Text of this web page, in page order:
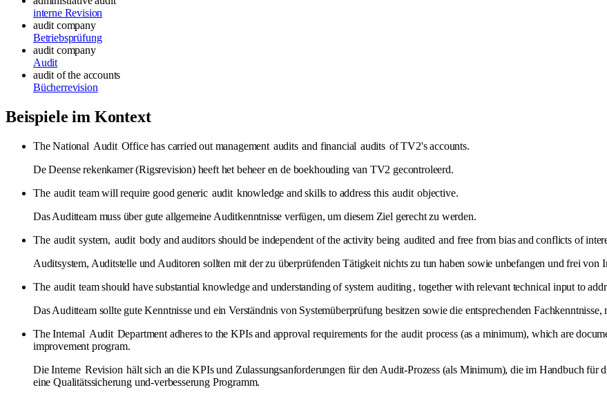
interne Revision
audit company
Betriebsprüfung
audit company
Audit
audit of the accounts
Bücherrevision
Beispiele im Kontext
The National Audit Office has carried out management audits and financial audits of TV2's accounts.
De Deense rekenkamer (Rigsrevision) heeft het beheer en de boekhouding van TV2 gecontroleerd.
The audit team will require good generic audit knowledge and skills to address this audit objective.
Das Auditteam muss über gute allgemeine Auditkenntnisse verfügen, um diesem Ziel gerecht zu werden.
The audit system, audit body and auditors should be independent of the activity being audited and free from bias and conflicts of
Auditsystem, Auditstelle und Auditoren sollten mit der zu überprüfenden Tätigkeit nichts zu tun haben sowie unbefangen und frei von
The audit team should have substantial knowledge and understanding of system auditing, together with relevant technical input to
Das Auditteam sollte gute Kenntnisse und ein Verständnis von Systemüberprüfung besitzen sowie die entsprechenden
The Internal Audit Department adheres to the KPIs and approval requirements for the audit process (as a minimum), which are
improvement program.
Die Interne Revision hält sich an die KPIs und Zulassungsanforderungen für den Audit-Prozess (als Minimum), die im Handbuch für
eine Qualitätssicherung und-verbesserung Programm.